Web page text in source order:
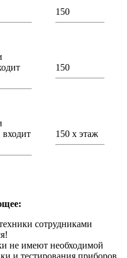
150
150
входит
150 х этаж
сотрудниками
не имеют необходимой
и тестирования приборов.